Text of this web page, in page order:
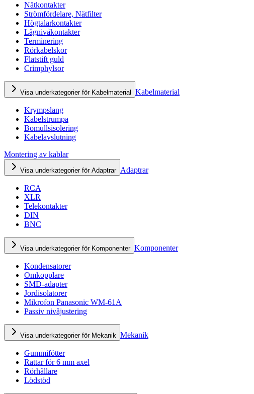
Nätkontakter
Strömfördelare, Nätfilter
Högtalarkontakter
Lågnivåkontakter
Terminering
Rörkabelskor
Flatstift guld
Crimphylsor
Visa underkategorier för Kabelmaterial Kabelmaterial
Krympslang
Kabelstrumpa
Bomullsisolering
Kabelavslutning
Montering av kablar
Visa underkategorier för Adaptrar Adaptrar
RCA
XLR
Telekontakter
DIN
BNC
Visa underkategorier för Komponenter Komponenter
Kondensatorer
Omkopplare
SMD-adapter
Jordisolatorer
Mikrofon Panasonic WM-61A
Passiv nivåjustering
Visa underkategorier för Mekanik Mekanik
Gummifötter
Rattar för 6 mm axel
Rörhållare
Lödstöd